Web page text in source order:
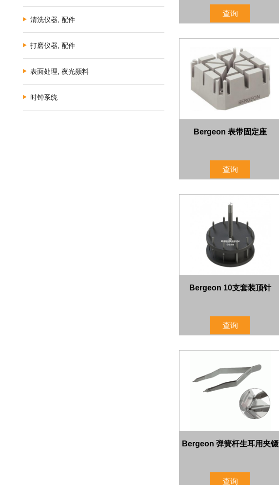
清洗仪器, 配件
打磨仪器, 配件
表面处理, 夜光颜料
时钟系统
查询
Bergeon 表带固定座
查询
Bergeon 10支套装顶针
查询
Bergeon 弹簧杆生耳用夹镊
查询